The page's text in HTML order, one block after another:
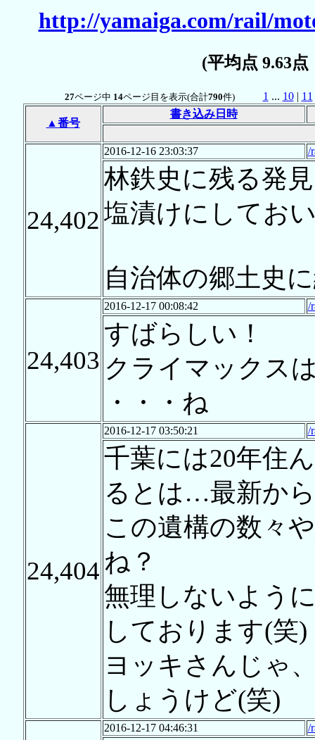
http://yamaiga.com/rail/
(平均点 9.63
27ページ中 14ページ目を表示(合計790件) 1 ... 10| 11
▲番号
書き込み日時
24,402
2016-12-16 23:03:37 /
林鉄史に残る発
塩漬けにしてお
自治体の郷土史
24,403
2016-12-17 00:08:42 /
すばらしい！
クライマックス
・・・ね
24,404
2016-12-17 03:50:21 /
千葉には20年住
るとは…最新か
この遺構の数々
ね？
無理しないよう
しております(笑)
ヨッキさんじゃ
しょうけど(笑)
2016-12-17 04:46:31 /